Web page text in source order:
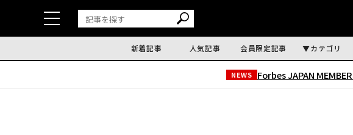
新着記事 人気記事 会員限定記事 カテゴリ
NEWS Forbes JAPAN